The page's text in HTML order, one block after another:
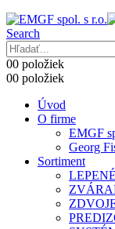
Search
00 položiek
00 položiek
Úvod
O firme
EMGF
Georg
Sortiment